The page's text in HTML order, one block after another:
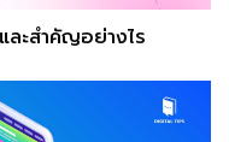
ละสำคัญอย่างไร